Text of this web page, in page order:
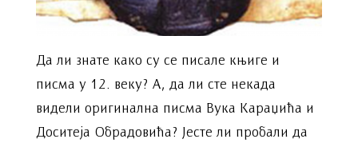
Да ли знате како су се писале књиге и
писма у 12. веку? А, да ли сте некада
видели оригинална писма Вука Караџића и
Доситеја Обрадовића? Јесте ли пробали да